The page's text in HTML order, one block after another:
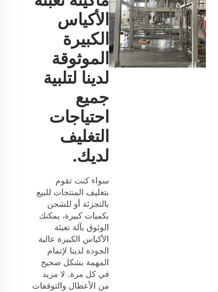
الأكياس
الكبيرة
الموثوقة
لدينا لتلبية
جميع
احتياجات
التغليف
لديك.
سواء كنت تقوم
بتغليف المنتجات للبيع
بالتجزئة أو للشحن
بكميات كبيرة، يمكنك
الوثوق بآلة تعبئة
الأكياس الكبيرة عالية
الجودة لدينا لإتمام
المهمة بشكل صحيح
في كل مرة. لا مزيد
من الأعطال والتوقفات